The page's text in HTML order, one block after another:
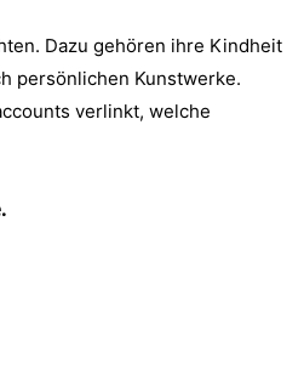
Dazu gehören ihre Kindheit
persönlichen Kunstwerke.
verlinkt, welche